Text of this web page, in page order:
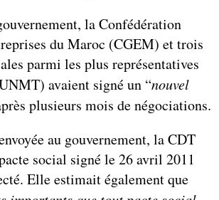
la Confédération
du Maroc (CGEM) et trois
parmi les plus représentatives
avaient signé un “nouvel
plusieurs mois de négociations.
au gouvernement, la CDT
social signé le 26 avril 2011
Elle estimait également que